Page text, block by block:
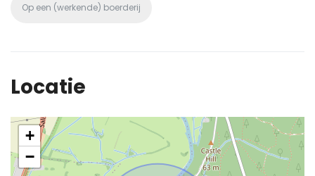
Op een (werkende) boerderij
Locatie
+
−